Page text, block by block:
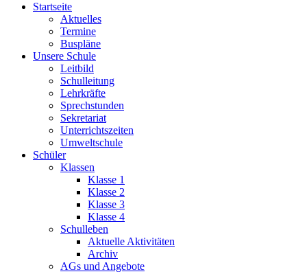
Startseite
Aktuelles
Termine
Buspläne
Unsere Schule
Leitbild
Schulleitung
Lehrkräfte
Sprechstunden
Sekretariat
Unterrichtszeiten
Umweltschule
Schüler
Klassen
Klasse 1
Klasse 2
Klasse 3
Klasse 4
Schulleben
Aktuelle Aktivitäten
Archiv
AGs und Angebote